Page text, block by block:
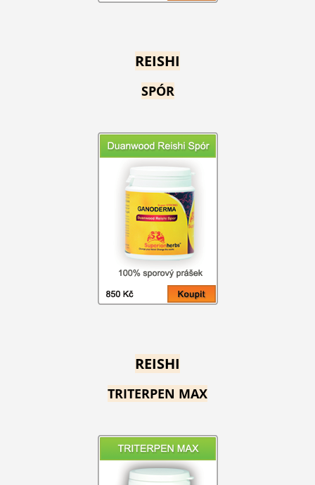
REISHI
SPÓR
REISHI
TRITERPEN MAX